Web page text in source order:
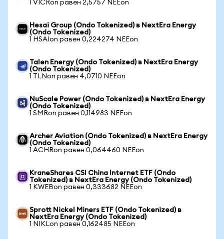
1 VICRon равен 2,5757 NEEon
Hesai Group (Ondo Tokenized) в NextEra Energy
(Ondo Tokenized)
1 HSAIon равен 0,224274 NEEon
Talen Energy (Ondo Tokenized) в NextEra Energy
(Ondo Tokenized)
1 TLNon равен 4,0710 NEEon
NuScale Power (Ondo Tokenized) в NextEra Energy
(Ondo Tokenized)
1 SMRon равен 0,114983 NEEon
Archer Aviation (Ondo Tokenized) в NextEra Energy
(Ondo Tokenized)
1 ACHRon равен 0,064460 NEEon
KraneShares CSI China Internet ETF (Ondo
Tokenized) в NextEra Energy (Ondo Tokenized)
1 KWEBon равен 0,333682 NEEon
Sprott Nickel Miners ETF (Ondo Tokenized) в
NextEra Energy (Ondo Tokenized)
1 NIKLon равен 0,162485 NEEon